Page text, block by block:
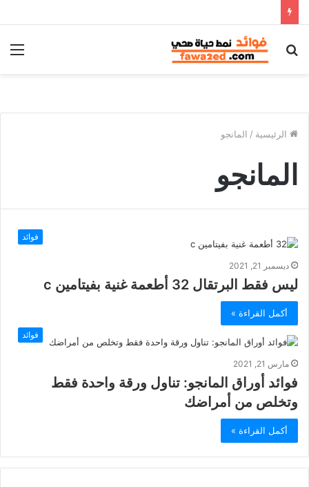
بحث
الرئيسية / المانجو
المانجو
فوائد
ديسمبر 21, 2021
ليس فقط البرتقال 32 أطعمة غنية بفيتامين c
أكمل القراءة »
فوائد
مارس 21, 2021
فوائد أوراق المانجو: تناول ورقة واحدة فقط
وتخلص من أمراضك
أكمل القراءة »